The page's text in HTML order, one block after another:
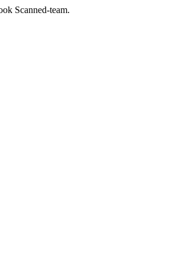
Scanned-team.